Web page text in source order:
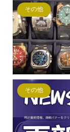
その他
その他